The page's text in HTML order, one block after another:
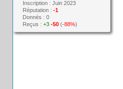
Inscription : Juin 2023
Réputation : -1
Donnés : 0
Reçus : +3 -50(-88%)